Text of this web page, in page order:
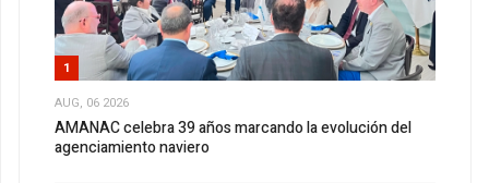
1
AUG, 06 2026
AMANAC celebra 39 años marcando la evolución del
agenciamiento naviero